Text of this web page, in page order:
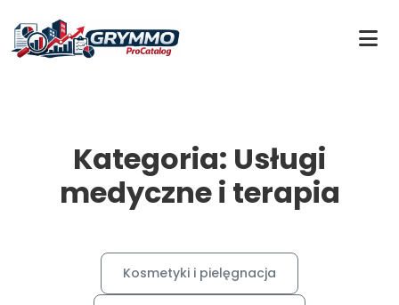
Kategoria: Usługi
medyczne i terapia
Kosmetyki i pielęgnacja